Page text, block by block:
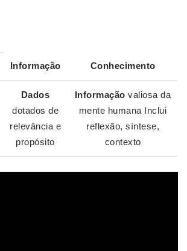
Informação Conhecimento
Dados
dotados de
relevância e
propósito
Informação valiosa da
mente humana Inclui
reflexão, síntese,
contexto